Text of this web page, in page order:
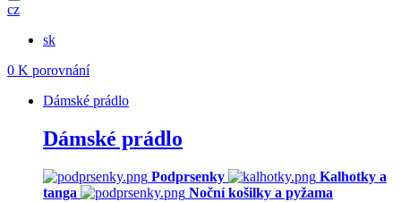
cz
sk
0 K porovnání
Dámské prádlo
Dámské prádlo
Podprsenky
Kalhotky a
tanga
Noční košilky a pyžama